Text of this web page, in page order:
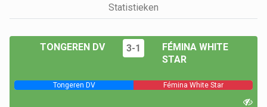
Statistieken
TONGEREN DV 3-1
FÉMINA WHITE
STAR
Tongeren DV Fémina White Star